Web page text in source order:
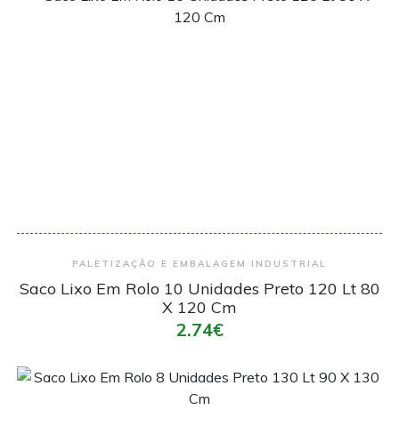
Encomendar
PALETIZAÇÃO E EMBALAGEM INDUSTRIAL
Saco Lixo Em Rolo 10 Unidades Preto 120 Lt 80
X 120 Cm
2.74€